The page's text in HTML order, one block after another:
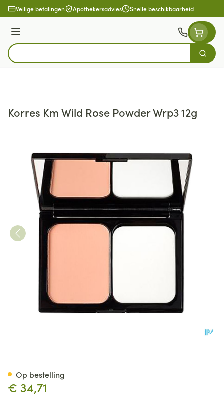
Ga naar de inhoud
Veilige betalingen Apothekersadvies Snelle beschikbaarheid
Menu
Product, merk, categorie...
Zoek
Korres Km Wild Rose Powder Wrp3 12g
€ 34,71
Op bestelling